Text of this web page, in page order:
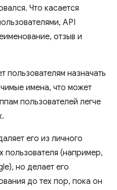
Что касается
API
отзыв и
пользователям назначать
имена, что может
пользователей легче
его из личного
пользователя (например,
но делает его
до тех пор, пока он